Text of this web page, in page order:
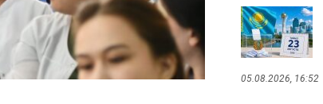
05.08.2026, 16:52